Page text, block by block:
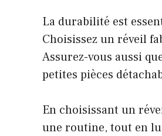
La durabilité est
Choisissez un réveil
Assurez-vous aussi
petites pièces
En choisissant un
une routine, tout en